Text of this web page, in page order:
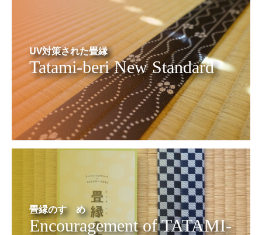
UV対策された畳縁
Tatami-beri New Standard
畳縁のすゝめ
Encouragement of TATAMI-